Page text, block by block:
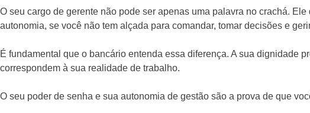
O seu cargo de gerente não pode ser apenas uma palavra no crachá.
autonomia, se você não tem alçada para comandar, tomar decisões e
É fundamental que o bancário entenda essa diferença. A sua dignidade
correspondem à sua realidade de trabalho.
O seu poder de senha e sua autonomia de gestão são a prova de que